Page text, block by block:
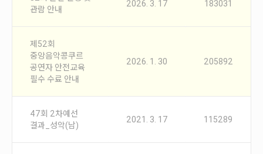
안내
공지사항
사무국위치
관람 안내
2026. 3. 17 183031
제52회
중앙음악콩쿠르
공연자 안전교육
필수 수료 안내
2026. 1. 30 205892
47회 2차예선
결과_성악(남)
2021. 3. 17 115289